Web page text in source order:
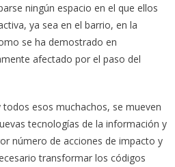
ningún espacio en el que ellos
ya sea en el barrio, en la
se ha demostrado en
afectado por el paso del
esos muchachos, se mueven
tecnologías de la información y
número de acciones de impacto y
transformar los códigos